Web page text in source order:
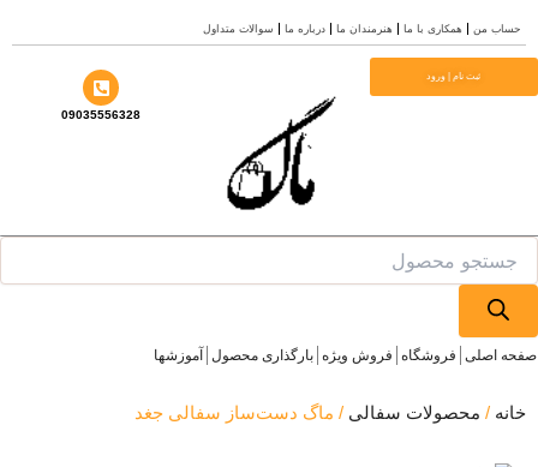
من همکاری با ما هنرمندان ما درباره ما سوالات متداول
ثبت نام | ورود
09035556328
اصلی فروشگاه فروش ویژه بارگذاری محصول آموزشها
/محصولات سفالی/ ماگ دست‌ساز سفالی جغد